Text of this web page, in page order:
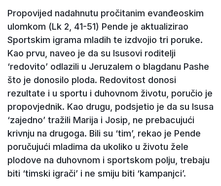
Propovijed nadahnutu pročitanim evanđeoskim
ulomkom (Lk 2, 41-51) Pende je aktualizirao
Sportskim igrama mladih te izdvojio tri poruke.
Kao prvu, naveo je da su Isusovi roditelji
‘redovito’ odlazili u Jeruzalem o blagdanu Pashe
što je donosilo ploda. Redovitost donosi
rezultate i u sportu i duhovnom životu, poručio je
propovjednik. Kao drugu, podsjetio je da su Isusa
‘zajedno’ tražili Marija i Josip, ne prebacujući
krivnju na drugoga. Bili su ‘tim’, rekao je Pende
poručujući mladima da ukoliko u životu žele
plodove na duhovnom i sportskom polju, trebaju
biti ‘timski igrači’ i ne smiju biti ‘kampanjci’.